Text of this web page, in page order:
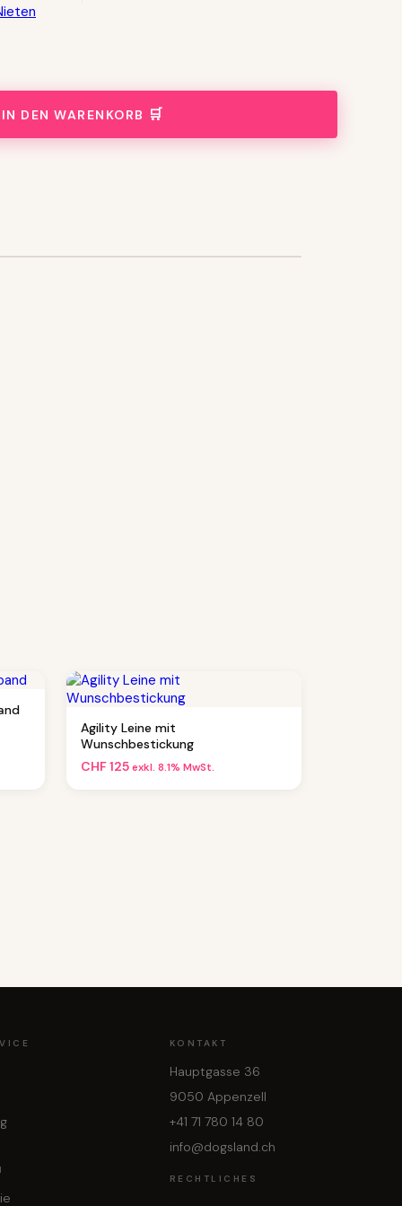
IN DEN WARENKORB
Agility Leine mit
Wunschbestickung
CHF125exkl. 8.1% MwSt.
KONTAKT
Hauptgasse 36
9050 Appenzell
+41 71 780 14 80
info@dogsland.ch
RECHTLICHES